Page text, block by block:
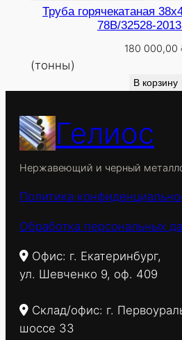
Труба горячекатаная
78В/32528-
180 000,00
(тонны)
В корзину
Гелиос
Нержавеющий и черный
Политика
Обработка персональных
Офис: г. Екатеринбург,
ул. Шевченко 9, оф. 409
Склад/офис: г.
шоссе 33